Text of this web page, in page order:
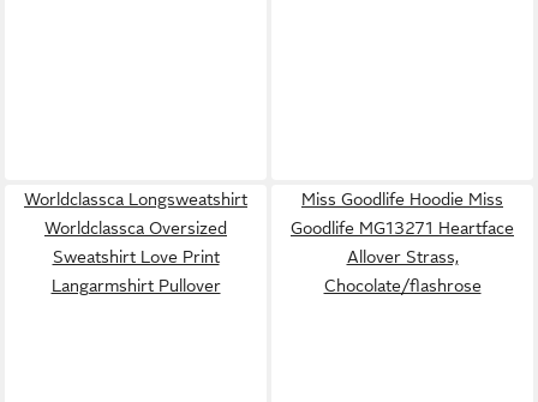
Worldclassca Longsweatshirt
Worldclassca Oversized
Sweatshirt Love Print
Langarmshirt Pullover
Miss Goodlife Hoodie Miss
Goodlife MG13271 Heartface
Allover Strass,
Chocolate/flashrose